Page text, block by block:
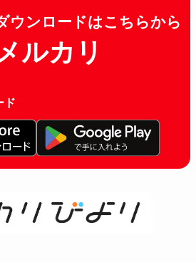
ウンロードはこちらから
ルカリ
ド